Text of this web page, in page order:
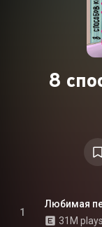
8
1
Любимая
31M plays